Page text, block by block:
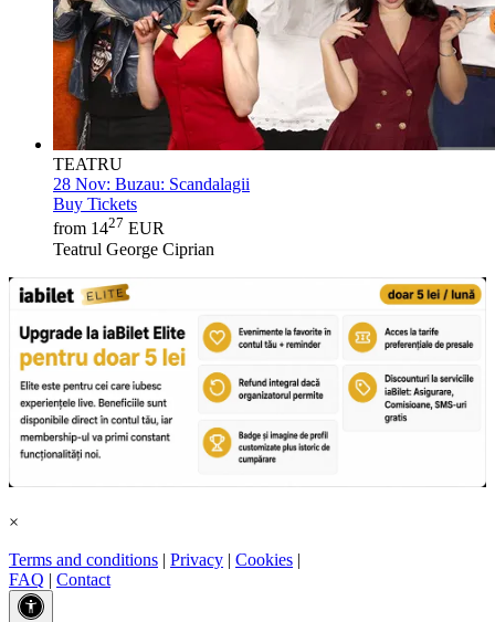
TEATRU
28 Nov: Buzau: Scandalagii
Buy Tickets
from 1427 EUR
Teatrul George Ciprian
×
Terms and conditions | Privacy | Cookies |
FAQ | Contact